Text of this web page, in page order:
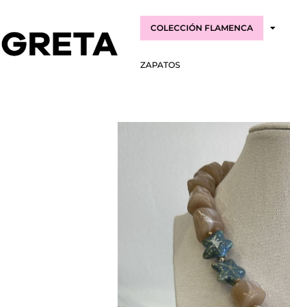
COLECCIÓN FLAMENCA
ZAPATOS